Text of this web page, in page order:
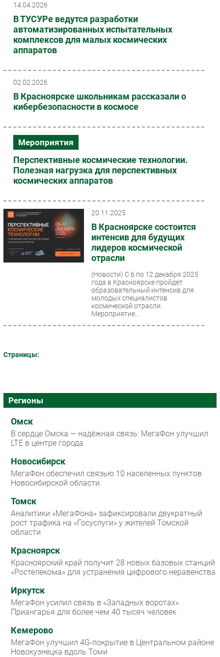
Кадры
Регулирование
Финансы
Web
Безопасность
Инновации
CIO/Управление ИТ
Гаджеты
РАЗДЕЛЫ
Новости
Аналитика
Интервью
Мероприятия
Проекты
IT класс
Тестовый стенд
14.04.2026
В ТУСУРе ведутся разработки
автоматизированных испытательных
комплексов для малых космических
аппаратов
02.02.2026
В Красноярске школьникам рассказали о
кибербезопасности в космосе
Мероприятия
Перспективные космические технологии.
Полезная нагрузка для перспективных
космических аппаратов
20.11.2025
В Красноярске состоится
интенсив для будущих
лидеров космической
отрасли
(Новости) С 6 по 12 декабря 2025
года в Красноярске пройдет
образовательный интенсив для
молодых специалистов
космической отрасли.
Мероприятие...
Страницы:
Регионы
Омск
В сердце Омска — надёжная связь: МегаФон улучшил
LTE в центре города
Новосибирск
МегаФон обеспечил связью 10 населенных пунктов
Новосибирской области
Томск
Аналитики «МегаФона» зафиксировали двукратный
рост трафика на «Госуслуги» у жителей Томской
области
Красноярск
Красноярский край получит 28 новых базовых станций
«Ростелекома» для устранения цифрового неравенства
Иркутск
МегаФон усилил связь в «Западных воротах»
Приангарья для более чем 40 тысяч человек
Кемерово
МегаФон улучшил 4G-покрытие в Центральном районе
Новокузнецка вдоль Томи